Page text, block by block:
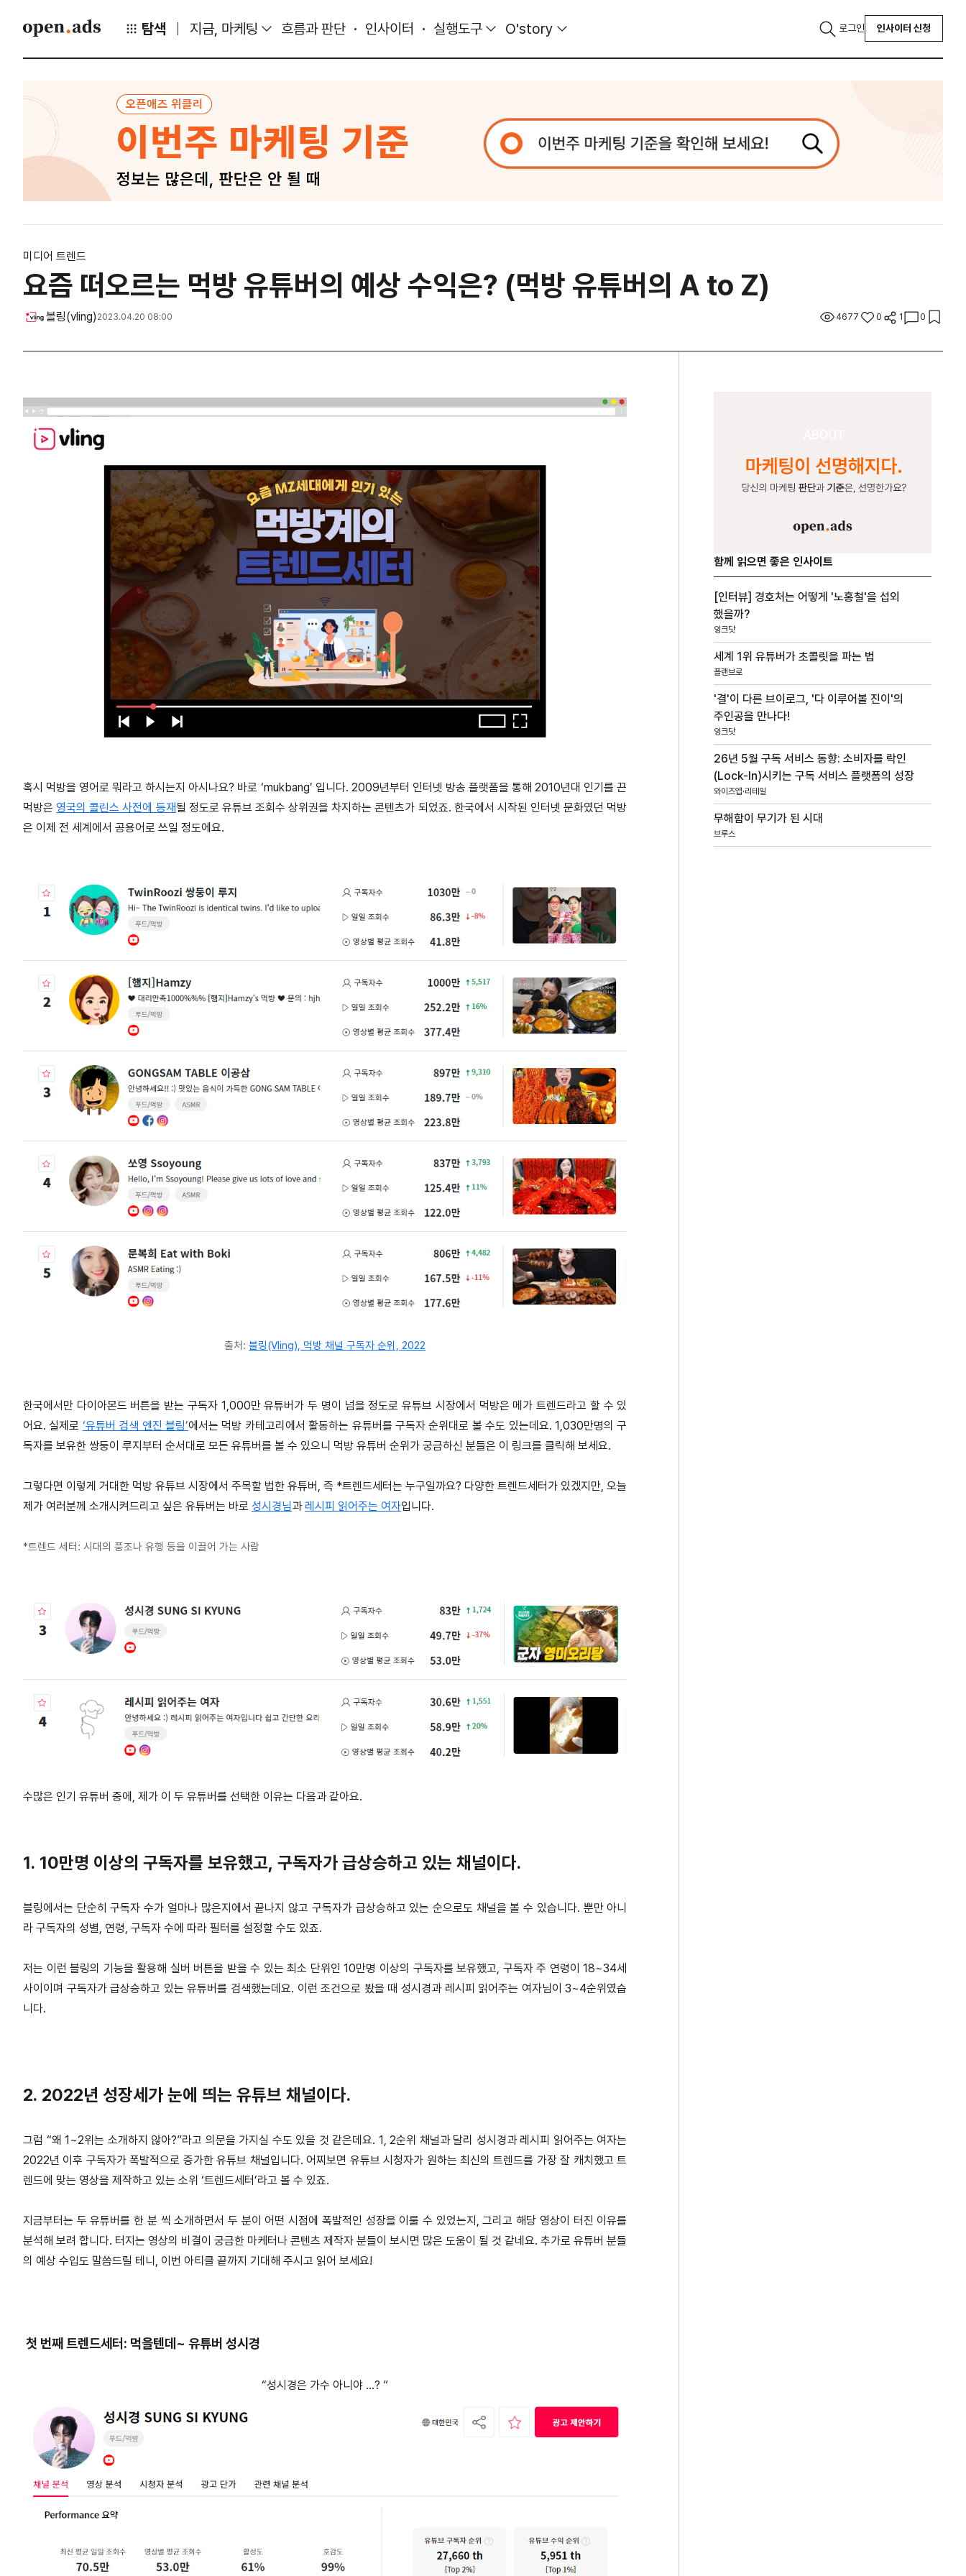
탐색 지금, 마케팅 흐름과 판단 인사이터 실행도구 O'story 로그인 인사이터 신청
미디어 트렌드
요즘 떠오르는 먹방 유튜버의 예상 수익은? (먹방 유튜버의 A to Z)
블링(vling) 2023.04.20 08:00 4677 0 1 0
혹시 먹방을 영어로 뭐라고 하시는지 아시나요? 바로 ‘mukbang’ 입니다. 2009년부터 인터넷 방송 플랫폼을 통해 2010년대 인기를 끈
먹방은영국의 콜린스 사전에 등재될 정도로 유튜브 조회수 상위권을 차지하는 콘텐츠가 되었죠. 한국에서 시작된 인터넷 문화였던 먹방
은 이제 전 세계에서 공용어로 쓰일 정도에요.
출처:블링(Vling), 먹방 채널 구독자 순위, 2022
한국에서만 다이아몬드 버튼을 받는 구독자 1,000만 유튜버가 두 명이 넘을 정도로 유튜브 시장에서 먹방은 메가 트렌드라고 할 수 있
어요. 실제로 ‘유튜버 검색 엔진 블링’에서는 먹방 카테고리에서 활동하는 유튜버를 구독자 순위대로 볼 수도 있는데요. 1,030만명의 구
독자를 보유한 쌍둥이 루지부터 순서대로 모든 유튜버를 볼 수 있으니 먹방 유튜버 순위가 궁금하신 분들은 이 링크를 클릭해 보세요.
그렇다면 이렇게 거대한 먹방 유튜브 시장에서 주목할 법한 유튜버, 즉 *트렌드세터는 누구일까요? 다양한 트렌드세터가 있겠지만, 오늘
제가 여러분께 소개시켜드리고 싶은 유튜버는 바로 성시경님과 레시피 읽어주는 여자입니다.
*트렌드 세터: 시대의 풍조나 유행 등을 이끌어 가는 사람
수많은 인기 유튜버 중에, 제가 이 두 유튜버를 선택한 이유는 다음과 같아요.
1. 10만명 이상의 구독자를 보유했고, 구독자가 급상승하고 있는 채널이다.
블링에서는 단순히 구독자 수가 얼마나 많은지에서 끝나지 않고 구독자가 급상승하고 있는 순으로도 채널을 볼 수 있습니다. 뿐만 아니
라 구독자의 성별, 연령, 구독자 수에 따라 필터를 설정할 수도 있죠.
저는 이런 블링의 기능을 활용해 실버 버튼을 받을 수 있는 최소 단위인 10만명 이상의 구독자를 보유했고, 구독자 주 연령이 18~34세
사이이며 구독자가 급상승하고 있는 유튜버를 검색했는데요. 이런 조건으로 봤을 때 성시경과 레시피 읽어주는 여자님이 3~4순위였습
니다.
2. 2022년 성장세가 눈에 띄는 유튜브 채널이다.
그럼 “왜 1~2위는 소개하지 않아?”라고 의문을 가지실 수도 있을 것 같은데요. 1, 2순위 채널과 달리 성시경과 레시피 읽어주는 여자는
2022년 이후 구독자가 폭발적으로 증가한 유튜브 채널입니다. 어찌보면 유튜브 시청자가 원하는 최신의 트렌드를 가장 잘 캐치했고 트
렌드에 맞는 영상을 제작하고 있는 소위 ‘트렌드세터’라고 볼 수 있죠.
지금부터는 두 유튜버를 한 분 씩 소개하면서 두 분이 어떤 시점에 폭발적인 성장을 이룰 수 있었는지, 그리고 해당 영상이 터진 이유를
분석해 보려 합니다. 터지는 영상의 비결이 궁금한 마케터나 콘텐츠 제작자 분들이 보시면 많은 도움이 될 것 같네요. 추가로 유튜버 분들
의 예상 수입도 말씀드릴 테니, 이번 아티클 끝까지 기대해 주시고 읽어 보세요!
첫 번째 트렌드세터: 먹을텐데~ 유튜버 성시경
“성시경은 가수 아니야 …? ”
함께 읽으면 좋은 인사이트
[인터뷰] 경호처는 어떻게 '노홍철'을 섭외
했을까?
잉크닷
세계 1위 유튜버가 초콜릿을 파는 법
플랜브로
'결'이 다른 브이로그, '다 이루어볼 진이'의
주인공을 만나다!
잉크닷
26년 5월 구독 서비스 동향: 소비자를 락인
(Lock-In)시키는 구독 서비스 플랫폼의 성장
와이즈앱·리테일
무해함이 무기가 된 시대
브루스